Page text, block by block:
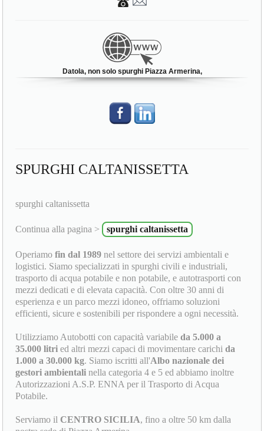
Datola, non solo spurghi Piazza Armerina,
SPURGHI CALTANISSETTA
spurghi caltanissetta
Continua alla pagina > spurghi caltanissetta
Operiamofin dal 1989 nel settore dei servizi ambientali e
logistici. Siamo specializzati in spurghi civili e industriali,
trasporto di acqua potabile e non potabile, e autotrasporti con
mezzi dedicati e di elevata capacità. Con oltre 30 anni di
esperienza e un parco mezzi idoneo, offriamo soluzioni
efficienti, sicure e sostenibili per rispondere a ogni necessità.
Utilizziamo Autobotti con capacità variabileda 5.000 a
35.000 litri ed altri mezzi capaci di movimentare carichida
1.000 a 30.000 kg. Siamo iscritti all'Albo nazionale dei
gestori ambientali nella categoria 4 e 5 ed abbiamo inoltre
Autorizzazioni A.S.P. ENNA per il Trasporto di Acqua
Potabile.
Serviamo il CENTRO SICILIA, fino a oltre 50 km dalla